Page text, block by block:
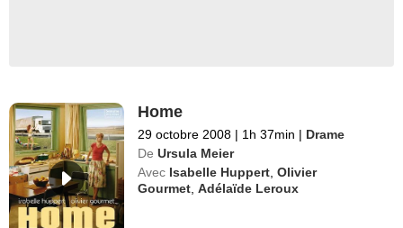
Home
29 octobre 2008 | 1h 37min | Drame
De Ursula Meier
Avec Isabelle Huppert ,Olivier
Gourmet ,Adélaïde Leroux